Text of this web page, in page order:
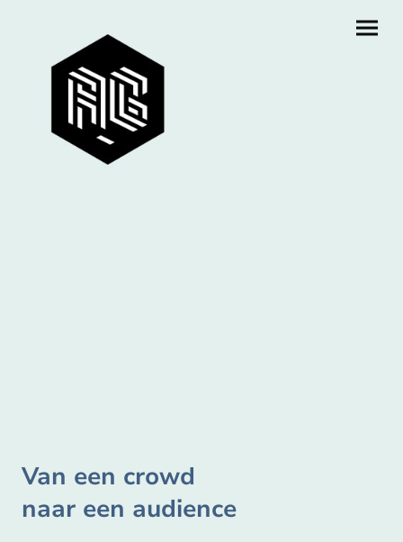
Van een crowd
naar een audience